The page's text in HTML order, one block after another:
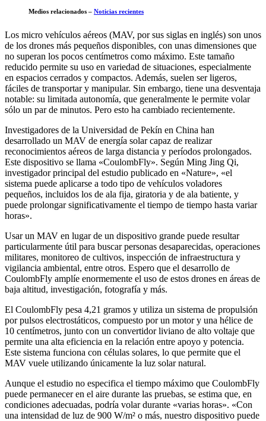
Medios relacionados – Noticias recientes
Los micro vehículos aéreos (MAV, por sus siglas en inglés) son unos
de los drones más pequeños disponibles, con unas dimensiones que
no superan los pocos centímetros como máximo. Este tamaño
reducido permite su uso en variedad de situaciones, especialmente
en espacios cerrados y compactos. Además, suelen ser ligeros,
fáciles de transportar y manipular. Sin embargo, tiene una desventaja
notable: su limitada autonomía, que generalmente le permite volar
sólo un par de minutos. Pero esto ha cambiado recientemente.
Investigadores de la Universidad de Pekín en China han
desarrollado un MAV de energía solar capaz de realizar
reconocimientos aéreos de larga distancia y períodos prolongados.
Este dispositivo se llama «CoulombFly». Según Ming Jing Qi,
investigador principal del estudio publicado en «Nature», «el
sistema puede aplicarse a todo tipo de vehículos voladores
pequeños, incluidos los de ala fija, giratoria y de ala batiente, y
puede prolongar significativamente el tiempo de tiempo hasta variar
horas».
Usar un MAV en lugar de un dispositivo grande puede resultar
particularmente útil para buscar personas desaparecidas, operaciones
militares, monitoreo de cultivos, inspección de infraestructura y
vigilancia ambiental, entre otros. Espero que el desarrollo de
CoulombFly amplíe enormemente el uso de estos drones en áreas de
baja altitud, investigación, fotografía y más.
El CoulombFly pesa 4,21 gramos y utiliza un sistema de propulsión
por pulsos electrostáticos, compuesto por un motor y una hélice de
10 centímetros, junto con un convertidor liviano de alto voltaje que
permite una alta eficiencia en la relación entre apoyo y potencia.
Este sistema funciona con células solares, lo que permite que el
MAV vuele utilizando únicamente la luz solar natural.
Aunque el estudio no especifica el tiempo máximo que CoulombFly
puede permanecer en el aire durante las pruebas, se estima que, en
condiciones adecuadas, podría volar durante «varias horas». «Con
una intensidad de luz de 900 W/m² o más, nuestro dispositivo puede